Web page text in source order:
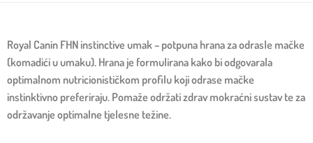
Royal Canin FHN instinctive umak – potpuna hrana za odrasle mačke
(komadići u umaku). Hrana je formulirana kako bi odgovarala
optimalnom nutricionističkom profilu koji odrase mačke
instinktivno preferiraju. Pomaže održati zdrav mokraćni sustav te za
održavanje optimalne tjelesne težine.